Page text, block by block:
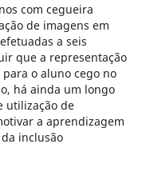
com cegueira
de imagens em
a seis
que a representação
o aluno cego no
há ainda um longo
utilização de
a aprendizagem
inclusão